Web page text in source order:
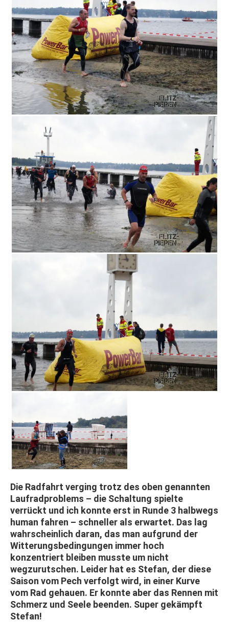
Die Radfahrt verging trotz des oben genannten
Laufradproblems – die Schaltung spielte
verrückt und ich konnte erst in Runde 3 halbwegs
human fahren – schneller als erwartet. Das lag
wahrscheinlich daran, das man aufgrund der
Witterungsbedingungen immer hoch
konzentriert bleiben musste um nicht
wegzurutschen. Leider hat es Stefan, der diese
Saison vom Pech verfolgt wird, in einer Kurve
vom Rad gehauen. Er konnte aber das Rennen mit
Schmerz und Seele beenden. Super gekämpft
Stefan!